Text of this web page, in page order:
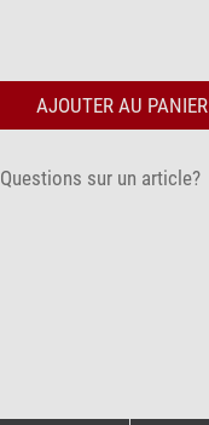
AJOUTER AU PANIER
Questions sur un article?